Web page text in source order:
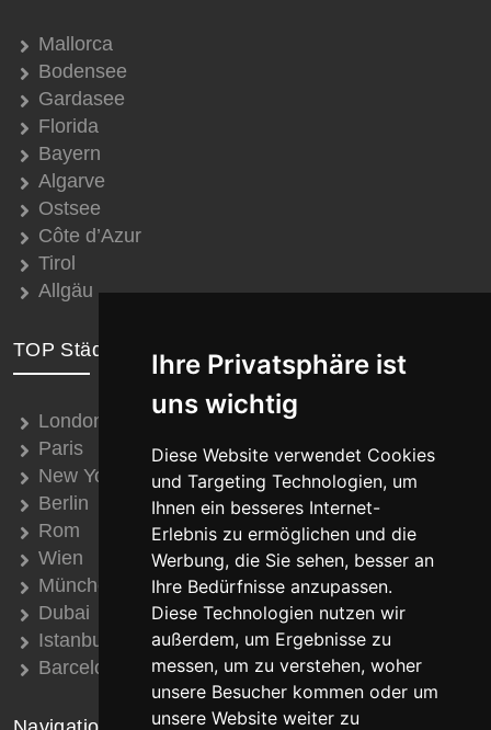
Ihre Privatsphäre ist
uns wichtig
Diese Website verwendet Cookies
und Targeting Technologien, um
Ihnen ein besseres Internet-
Erlebnis zu ermöglichen und die
Werbung, die Sie sehen, besser an
Ihre Bedürfnisse anzupassen.
Diese Technologien nutzen wir
außerdem, um Ergebnisse zu
messen, um zu verstehen, woher
unsere Besucher kommen oder um
unsere Website weiter zu
Mallorca
Bodensee
Gardasee
Florida
Bayern
Algarve
Ostsee
Côte d’Azur
Tirol
Allgäu
TOP Städte
London
Paris
New York
Berlin
Rom
Wien
München
Dubai
Istanbul
Barcelona